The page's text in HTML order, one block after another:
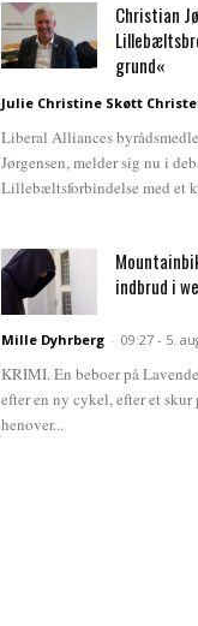
Christian
grund«
Julie Christine Skøtt
Liberal Alliances
Jørgensen, melder sig nu i
Lillebæltsforbindelse med et
indbrud i
Mille Dyhrberg - 09:27 - 5.
KRIMI. En beboer på
efter en ny cykel, efter et skur
henover...